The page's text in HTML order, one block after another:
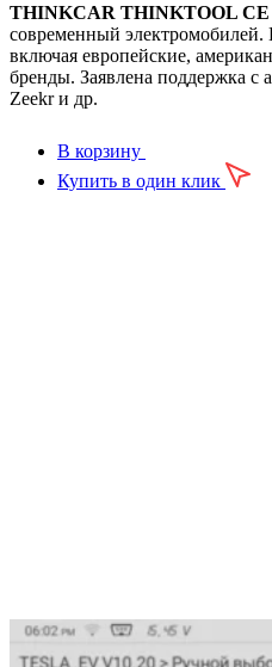
THINKCAR THINKTOOL CE
современный электромобилей.
включая европейские,
бренды. Заявлена поддержка с
Zeekr и др.
В корзину
Купить в один клик